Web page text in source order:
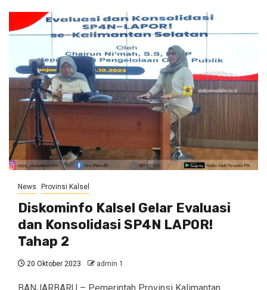
News Provinsi Kalsel
Diskominfo Kalsel Gelar Evaluasi
dan Konsolidasi SP4N LAPOR!
Tahap 2
20 Oktober 2023 admin 1